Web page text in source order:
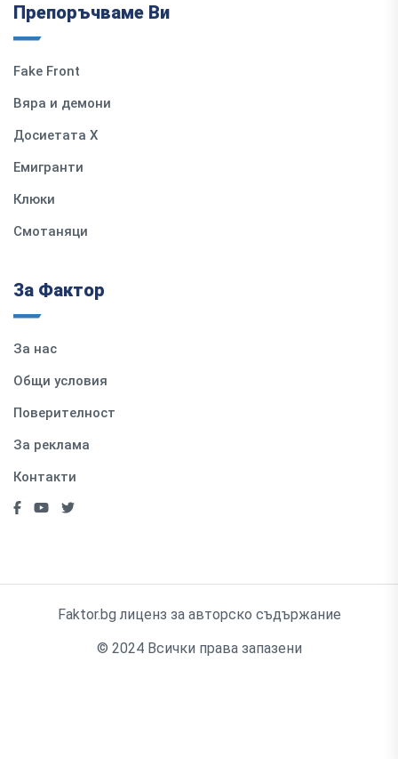
Препоръчваме Ви
Fake Front
Вяра и демони
Досиетата Х
Емигранти
Клюки
Смотаняци
За Фактор
За нас
Общи условия
Поверителност
За реклама
Контакти
Faktor.bg лиценз за авторско съдържание
© 2024 Всички права запазени